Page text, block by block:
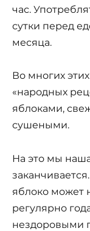
час.
сутки перед
месяца.
Во многих
«народных
яблоками,
сушеными.
На это мы
яблоко может
регулярно
нездоровыми